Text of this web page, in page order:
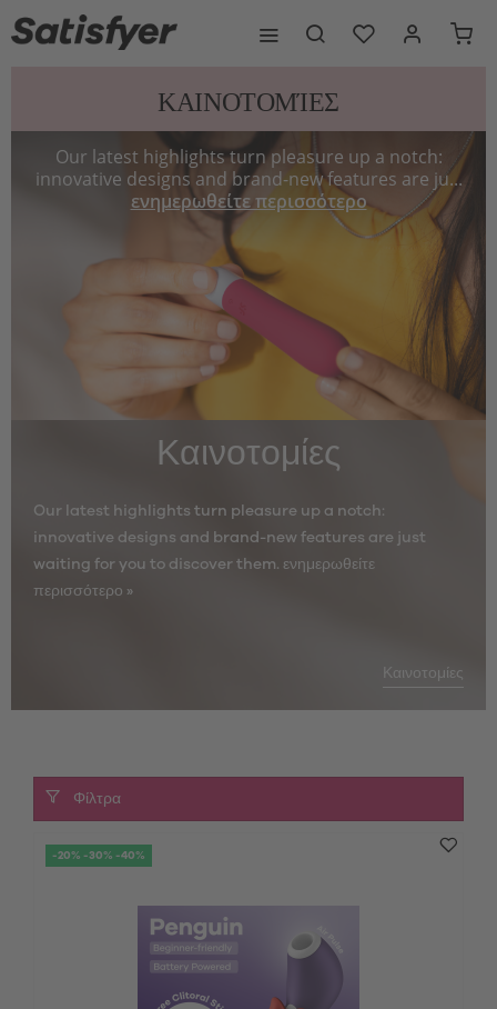
ΚΑΙΝΟΤΟΜΊΕΣ
Our latest highlights turn pleasure up a notch:
innovative designs and brand-new features are ju...
ενημερωθείτε περισσότερο
Καινοτομίες
Our latest highlights turn pleasure up a notch:
innovative designs and brand-new features are just
waiting for you to discover them. ενημερωθείτε
περισσότερο »
Καινοτομίες
Φίλτρα
-20% -30% -40%